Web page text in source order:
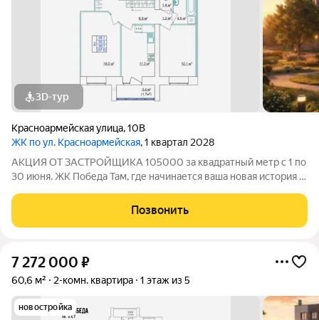
3D-тур
Красноармейская улица,10В
ЖК по ул. Красноармейская, 1 квартал 2028
АКЦИЯ ОТ ЗАСТРОЙЩИКА 105000 за квадратный метр с 1 по
30 июня. ЖК Победа Там, где начинается ваша новая история 1.
современный 5-этажный кирпичный дом на 49 квартир,
созданный в формате уютного
Позвонить
7 272 000 ₽
60,6 м² 2-комн. квартира 1 этаж из 5
новостройка